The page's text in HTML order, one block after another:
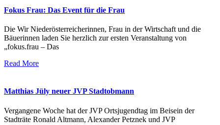
Fokus Frau: Das Event für die Frau
Die Wir Niederösterreicherinnen, Frau in der Wirtschaft und die
Bäuerinnen laden Sie herzlich zur ersten Veranstaltung von
„fokus.frau – Das
Read More
Matthias Jüly neuer JVP Stadtobmann
Vergangene Woche hat der JVP Ortsjugendtag im Beisein der
Stadträte Ronald Altmann, Alexander Petznek und JVP